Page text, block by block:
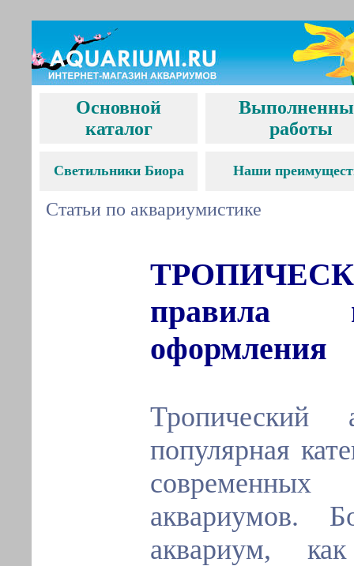
Основной
каталог
работы
Светильники Биора Наши
Статьи по аквариумистике
правила
оформления
популярная
аквариумов.
аквариум,